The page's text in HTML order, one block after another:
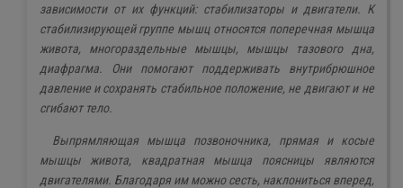
зависимости от их функций: стабилизаторы и двигатели. К
стабилизирующей группе мышц относятся поперечная мышца
живота, многораздельные мышцы, мышцы тазового дна,
диафрагма. Они помогают поддерживать внутрибрюшное
давление и сохранять стабильное положение, не двигают и не
сгибают тело.
Выпрямляющая мышца позвоночника, прямая и косые
мышцы живота, квадратная мышца поясницы являются
двигателями. Благодаря им можно сесть, наклониться вперед,